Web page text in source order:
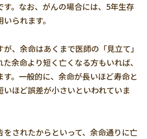
す。なお、がんの場合には、5年生存
られます。
、余命はあくまで医師の「見立て」
余命より短く亡くなる方もいれば、
。一般的に、余命が長いほど寿命と
いほど誤差が小さいといわれていま
をされたからといって、余命通りに亡